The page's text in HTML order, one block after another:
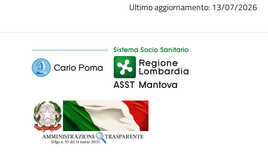
Ultimo aggiornamento: 13/07/2026